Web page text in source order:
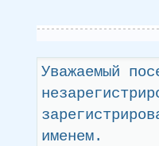
Уважаемый
именем.